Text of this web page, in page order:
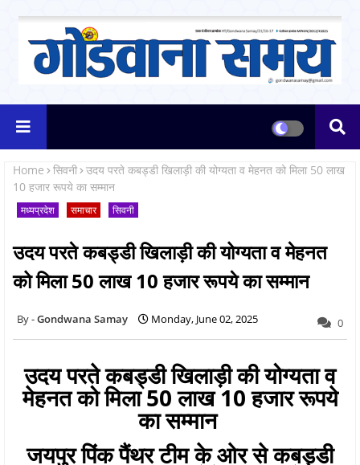
Home सिवनी उदय परते कबड्डी खिलाड़ी की योग्यता व मेहनत को मिला 50 लाख
10 हजार रूपये का सम्मान
मध्यप्रदेश समाचार सिवनी
उदय परते कबड्डी खिलाड़ी की योग्यता व मेहनत
को मिला 50 लाख 10 हजार रूपये का सम्मान
Gondwana Samay Monday, June 02, 2025 0
उदय परते कबड्डी खिलाड़ी की योग्यता व
मेहनत को मिला 50 लाख 10 हजार रूपये
का सम्मान
जयपुर पिंक पैंथर टीम के ओर से कबड्डी